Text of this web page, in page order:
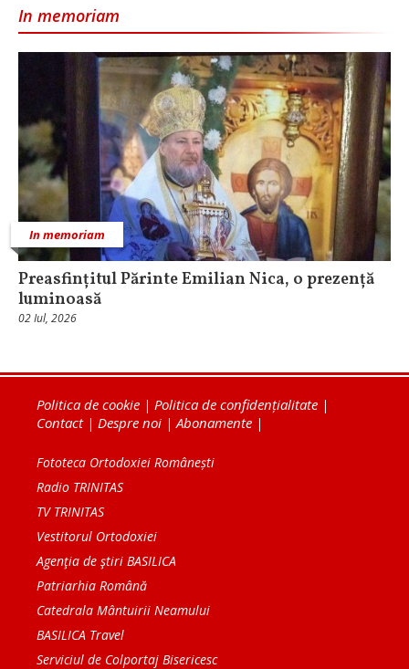
In memoriam
In memoriam
Preasfințitul Părinte Emilian Nica, o prezență
luminoasă
02 Iul, 2026
Politica de cookie | Politica de confidențialitate |
Contact| Despre noi |Abonamente |
Fototeca Ortodoxiei Românești
Radio TRINITAS
TV TRINITAS
Vestitorul Ortodoxiei
Agenţia de ştiri BASILICA
Patriarhia Română
Catedrala Mântuirii Neamului
BASILICA Travel
Serviciul de Colportaj Bisericesc